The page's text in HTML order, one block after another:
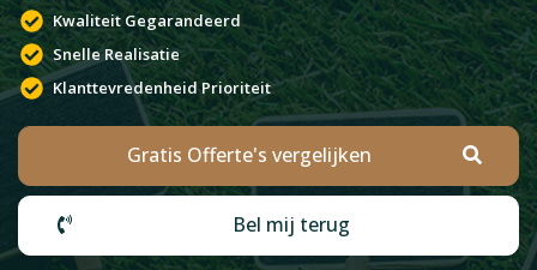
Kwaliteit Gegarandeerd
Snelle Realisatie
Klanttevredenheid Prioriteit
Gratis Offerte's vergelijken
Bel mij terug